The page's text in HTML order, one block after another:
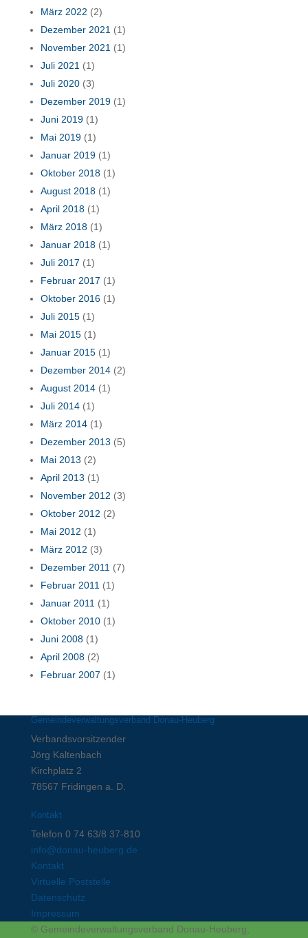
März 2022 (2)
Dezember 2021 (1)
November 2021 (1)
Juli 2021 (1)
Juli 2020(3)
Dezember 2019(1)
Juni 2019(1)
Mai 2019(1)
Januar 2019(1)
Oktober 2018(1)
August 2018(1)
April 2018(1)
März 2018(1)
Januar 2018(1)
Juli 2017 (1)
Februar 2017 (1)
Oktober 2016(1)
Juli 2015(1)
Mai 2015(1)
Januar 2015(1)
Dezember 2014(2)
August 2014(1)
Juli 2014(1)
März 2014(1)
Dezember 2013 (5)
Mai 2013 (2)
April 2013 (1)
November 2012 (3)
Oktober 2012 (2)
Mai 2012 (1)
März 2012 (3)
Dezember 2011 (7)
Februar 2011 (1)
Januar 2011 (1)
Oktober 2010(1)
Juni 2008(1)
April 2008(2)
Februar 2007 (1)
Gemeindeverwaltungsverband Donau-Heuberg
Verbandsvorsitzender
Jörg Kaltenbach
Kirchplatz 2
78567 Fridingen a. D.
Kontakt
Telefon 0 74 63/8 37-810
info@donau-heuberg.de
Kontakt
Virtuelle Poststelle
Datenschutz
Impressum
© Gemeindeverwaltungsverband Donau-Heuberg,